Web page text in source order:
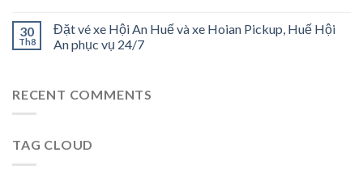
30
Th8
Đặt vé xe Hội An Huế và xe Hoian Pickup, Huế Hội
An phục vụ 24/7
RECENT COMMENTS
TAG CLOUD